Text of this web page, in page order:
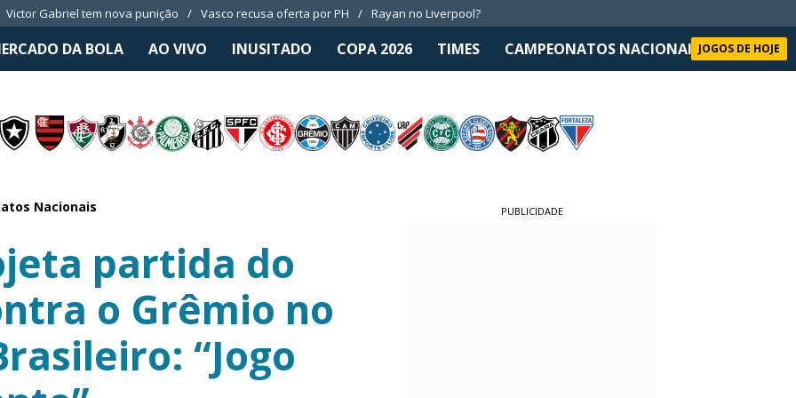
Victor Gabriel tem nova punição Vasco recusa oferta por PH Rayan no Liverpool?
DA BOLA AO VIVO INUSITADO COPA 2026 TIMES CAMPEONATOS NACIONAIS SELEÇÃO
JOGOS DE HOJE
Nacionais
partida do
o Grêmio no
“Jogo
PUBLICIDADE